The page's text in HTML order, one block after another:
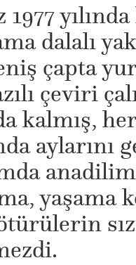
dalalı
çapta
çeviri
kalmış,
aylarını
yaşama